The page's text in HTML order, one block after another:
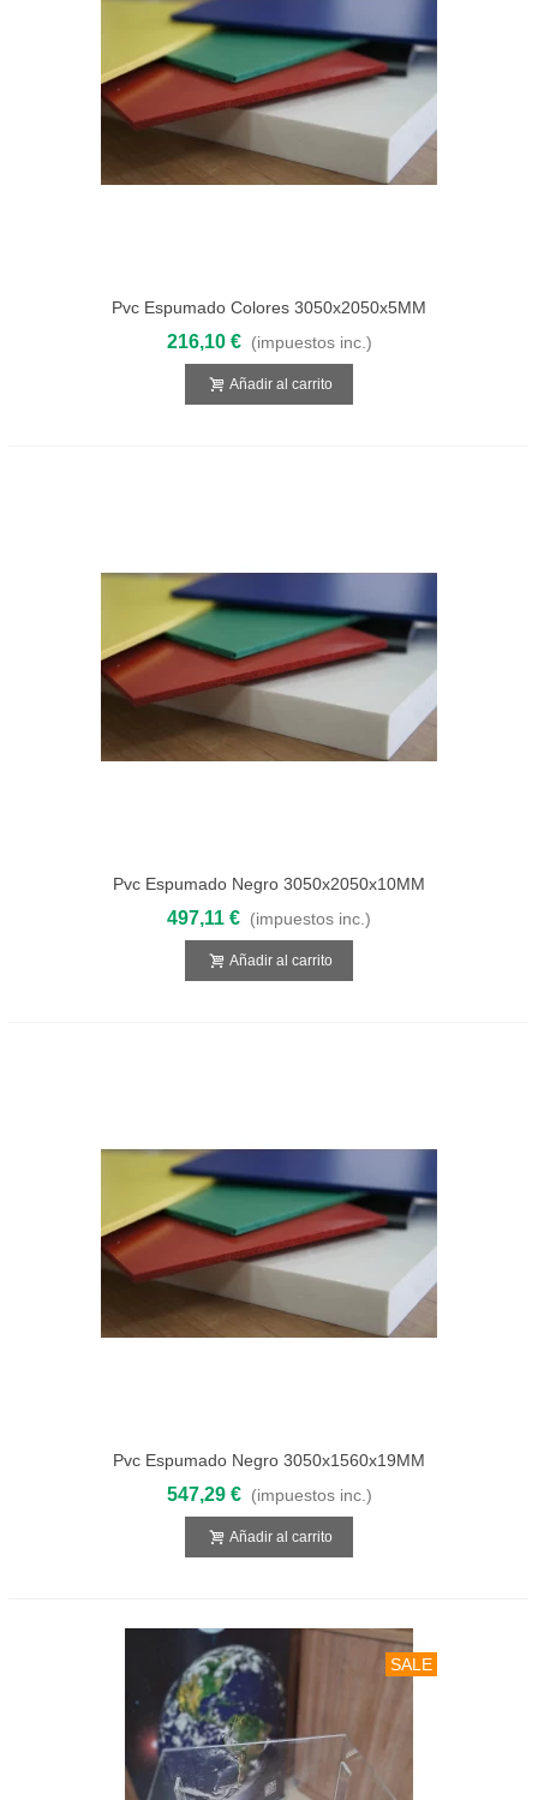
Pvc Espumado Colores 3050x2050x5MM
216,10 € (impuestos inc.)
Añadir al carrito
Pvc Espumado Negro 3050x2050x10MM
497,11 € (impuestos inc.)
Añadir al carrito
Pvc Espumado Negro 3050x1560x19MM
547,29 € (impuestos inc.)
Añadir al carrito
SALE